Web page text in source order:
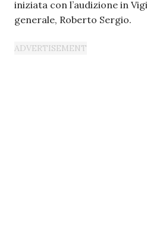
iniziata con l’audizione in
generale, Roberto Sergio.